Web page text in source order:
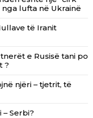
lufta në Ukrainë
të Iranit
e Rusisë tani po
?
njëri – tjetrit, të
Serbi?